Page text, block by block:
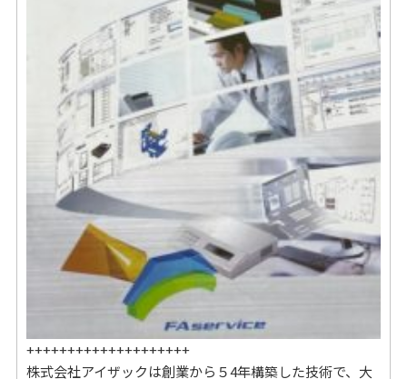
++++++++++++++++++++
株式会社アイザックは創業から５4年構築した技術で、大